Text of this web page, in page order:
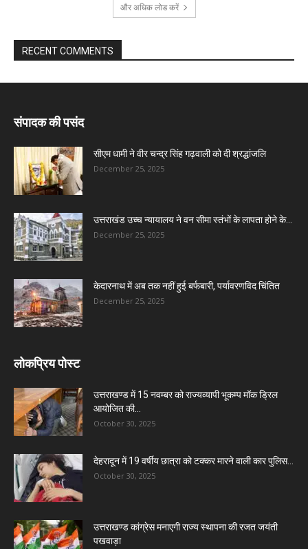
और अधिक लोड करें
RECENT COMMENTS
संपादक की पसंद
सीएम धामी ने वीर चन्द्र सिंह गढ़वाली को दी श्रद्धांजलि
December 25, 2025
उत्तराखंड उच्च न्यायालय ने वन सीमा स्तंभों के लापता होने के...
December 25, 2025
केदारनाथ में अब तक नहीं हुई बर्फबारी, पर्यावरणविद चिंतित
December 25, 2025
लोकप्रिय पोस्ट
उत्तराखण्ड में 15 नवम्बर को राज्यव्यापी भूकम्प मॉक ड्रिल
आयोजित की...
October 30, 2025
देहरादून में 19 वर्षीय छात्रा को टक्कर मारने वाली कार पुलिस...
October 30, 2025
उत्तराखण्ड कांग्रेस मनाएगी राज्य स्थापना की रजत जयंती
पखवाड़ा